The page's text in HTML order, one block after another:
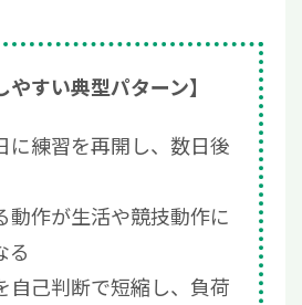
やすい典型パターン】
に練習を再開し、数日後
動作が生活や競技動作に
る
自己判断で短縮し、負荷